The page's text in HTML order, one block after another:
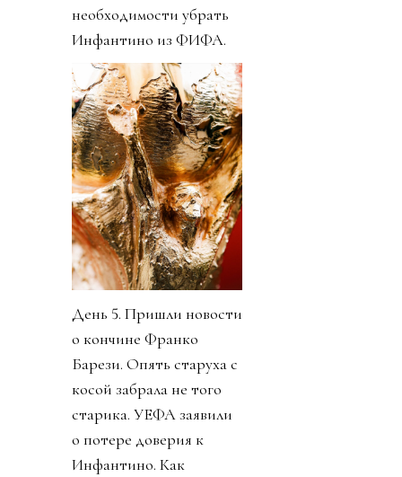
необходимости убрать
Инфантино из ФИФА.
День 5. Пришли новости
о кончине Франко
Барези. Опять старуха с
косой забрала не того
старика. УЕФА заявили
о потере доверия к
Инфантино. Как